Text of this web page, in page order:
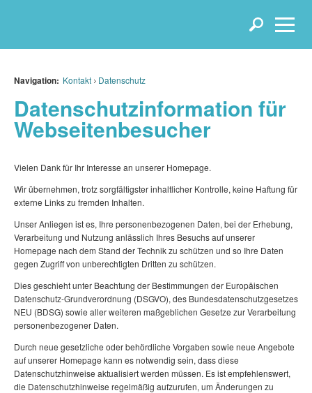
Navigation: Kontakt Datenschutz
Datenschutzinformation für
Webseitenbesucher
Vielen Dank für Ihr Interesse an unserer Homepage.
Wir übernehmen, trotz sorgfältigster inhaltlicher Kontrolle, keine Haftung für
externe Links zu fremden Inhalten.
Unser Anliegen ist es, Ihre personenbezogenen Daten, bei der Erhebung,
Verarbeitung und Nutzung anlässlich Ihres Besuchs auf unserer
Homepage nach dem Stand der Technik zu schützen und so Ihre Daten
gegen Zugriff von unberechtigten Dritten zu schützen.
Dies geschieht unter Beachtung der Bestimmungen der Europäischen
Datenschutz-Grundverordnung (DSGVO), des Bundesdatenschutzgesetzes
NEU (BDSG) sowie aller weiteren maßgeblichen Gesetze zur Verarbeitung
personenbezogener Daten.
Durch neue gesetzliche oder behördliche Vorgaben sowie neue Angebote
auf unserer Homepage kann es notwendig sein, dass diese
Datenschutzhinweise aktualisiert werden müssen. Es ist empfehlenswert,
die Datenschutzhinweise regelmäßig aufzurufen, um Änderungen zu